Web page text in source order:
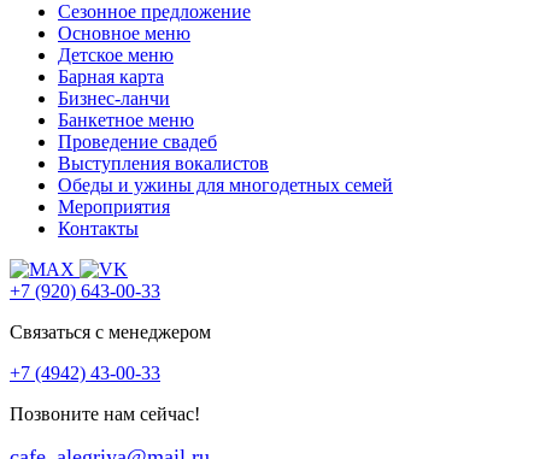
Сезонное предложение
Основное меню
Детское меню
Барная карта
Бизнес-ланчи
Банкетное меню
Проведение свадеб
Выступления вокалистов
Обеды и ужины для многодетных семей
Мероприятия
Контакты
+7 (920) 643-00-33
Связаться с менеджером
+7 (4942) 43-00-33
Позвоните нам сейчас!